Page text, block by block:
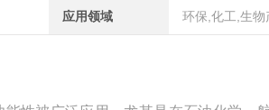
应用领域 环保,化工,生